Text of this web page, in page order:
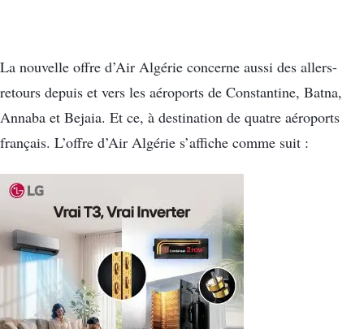
La nouvelle offre d’Air Algérie concerne aussi des allers-
retours depuis et vers les aéroports de Constantine, Batna,
Annaba et Bejaia. Et ce, à destination de quatre aéroports
français. L’offre d’Air Algérie s’affiche comme suit :